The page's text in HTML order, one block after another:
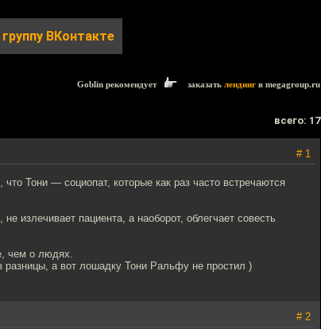
группу ВКонтакте
Goblin рекомендует заказать лендинг в megagroup.ru
всего: 17
# 1
Тони — социопат, которые как раз часто встречаются
излечивает пациента, а наоборот, облегчает совесть
чем о людях.
разницы, а вот лошадку Тони Ральфу не простил )
# 2